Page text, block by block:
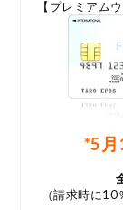
【プレミアム
*5月
（請求時に